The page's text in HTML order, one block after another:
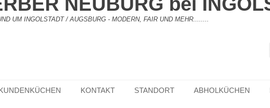
UM INGOLSTADT / AUGSBURG - MODERN, FAIR UND MEHR........
KONTAKT STANDORT ABHOLKÜCHEN